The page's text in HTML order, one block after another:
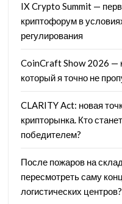
IX Crypto Summit —
криптофорум в
регулирования
CoinCraft Show 2026 —
который я точно не
CLARITY Act: новая
крипторынка. Кто
победителем?
После пожаров на
пересмотреть саму
логистических центров?